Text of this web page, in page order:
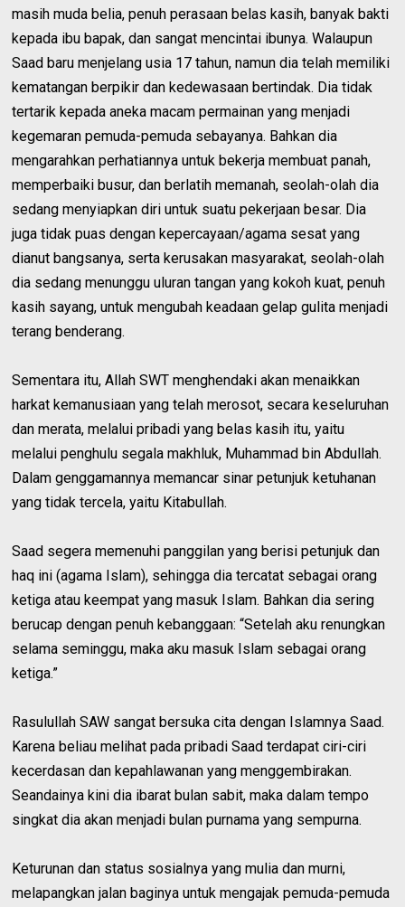
masih muda belia, penuh perasaan belas kasih, banyak bakti
kepada ibu bapak, dan sangat mencintai ibunya. Walaupun
Saad baru menjelang usia 17 tahun, namun dia telah memiliki
kematangan berpikir dan kedewasaan bertindak. Dia tidak
tertarik kepada aneka macam permainan yang menjadi
kegemaran pemuda-pemuda sebayanya. Bahkan dia
mengarahkan perhatiannya untuk bekerja membuat panah,
memperbaiki busur, dan berlatih memanah, seolah-olah dia
sedang menyiapkan diri untuk suatu pekerjaan besar. Dia
juga tidak puas dengan kepercayaan/agama sesat yang
dianut bangsanya, serta kerusakan masyarakat, seolah-olah
dia sedang menunggu uluran tangan yang kokoh kuat, penuh
kasih sayang, untuk mengubah keadaan gelap gulita menjadi
terang benderang.
Sementara itu, Allah SWT menghendaki akan menaikkan
harkat kemanusiaan yang telah merosot, secara keseluruhan
dan merata, melalui pribadi yang belas kasih itu, yaitu
melalui penghulu segala makhluk, Muhammad bin Abdullah.
Dalam genggamannya memancar sinar petunjuk ketuhanan
yang tidak tercela, yaitu Kitabullah.
Saad segera memenuhi panggilan yang berisi petunjuk dan
haq ini (agama Islam), sehingga dia tercatat sebagai orang
ketiga atau keempat yang masuk Islam. Bahkan dia sering
berucap dengan penuh kebanggaan: “Setelah aku renungkan
selama seminggu, maka aku masuk Islam sebagai orang
ketiga.”
Rasulullah SAW sangat bersuka cita dengan Islamnya Saad.
Karena beliau melihat pada pribadi Saad terdapat ciri-ciri
kecerdasan dan kepahlawanan yang menggembirakan.
Seandainya kini dia ibarat bulan sabit, maka dalam tempo
singkat dia akan menjadi bulan purnama yang sempurna.
Keturunan dan status sosialnya yang mulia dan murni,
melapangkan jalan baginya untuk mengajak pemuda-pemuda